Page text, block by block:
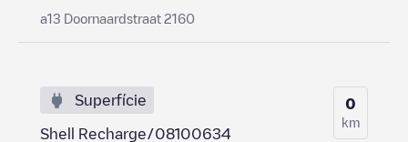
a13 Doornaardstraat 2160
Superfície
Shell Recharge/08100634
0
km